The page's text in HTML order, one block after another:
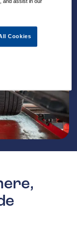
Cookies